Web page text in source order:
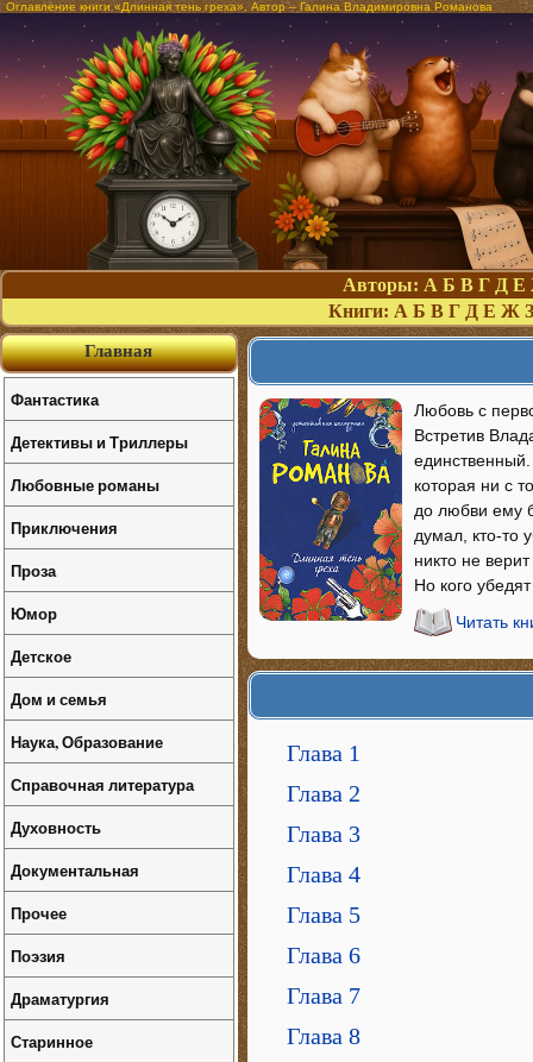
Оглавление книги «Длинная тень греха». Автор – Галина Владимировна Романова
Авторы: А Б В Г Д Е
Книги: А Б В Г Д Е Ж З
Любовь с
Встретив
которая ни с
до любви ему
думал, кто-то
никто не
Но кого
Читать
Глава 1
Глава 2
Глава 3
Глава 4
Глава 5
Глава 6
Глава 7
Глава 8
Главная
Фантастика
Детективы и Триллеры
Любовные романы
Приключения
Проза
Юмор
Детское
Дом и семья
Наука, Образование
Справочная литература
Духовность
Документальная
Прочее
Поэзия
Драматургия
Старинное